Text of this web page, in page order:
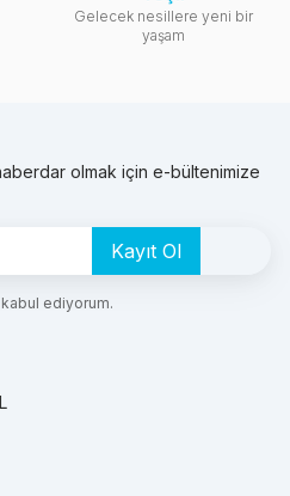
Gelecek nesillere yeni bir
yaşam
olmak için e-bültenimize
Kayıt Ol
ediyorum.